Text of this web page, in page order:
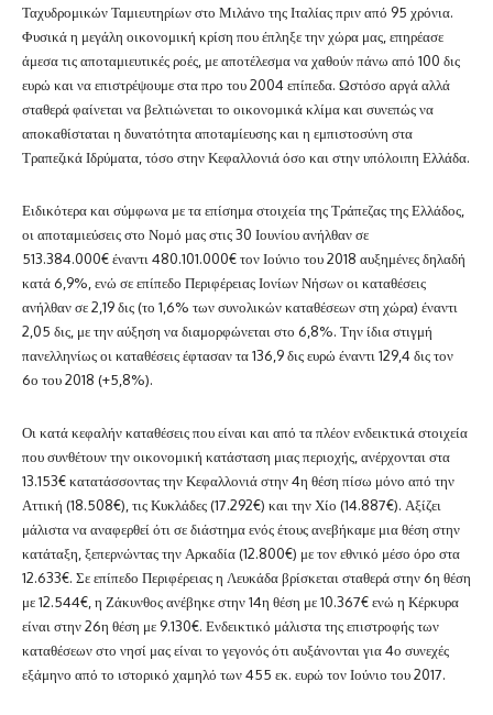
Ταχυδρομικών Ταμιευτηρίων στο Μιλάνο της Ιταλίας πριν από 95 χρόνια.
Φυσικά η μεγάλη οικονομική κρίση που έπληξε την χώρα μας, επηρέασε
άμεσα τις αποταμιευτικές ροές, με αποτέλεσμα να χαθούν πάνω από 100 δις
ευρώ και να επιστρέψουμε στα προ του 2004 επίπεδα. Ωστόσο αργά αλλά
σταθερά φαίνεται να βελτιώνεται το οικονομικά κλίμα και συνεπώς να
αποκαθίσταται η δυνατότητα αποταμίευσης και η εμπιστοσύνη στα
Τραπεζικά Ιδρύματα, τόσο στην Κεφαλλονιά όσο και στην υπόλοιπη Ελλάδα.
Ειδικότερα και σύμφωνα με τα επίσημα στοιχεία της Τράπεζας της Ελλάδος,
οι αποταμιεύσεις στο Νομό μας στις 30 Ιουνίου ανήλθαν σε
513.384.000€ έναντι 480.101.000€ τον Ιούνιο του 2018 αυξημένες δηλαδή
κατά 6,9%, ενώ σε επίπεδο Περιφέρειας Ιονίων Νήσων οι καταθέσεις
ανήλθαν σε 2,19 δις (το 1,6% των συνολικών καταθέσεων στη χώρα) έναντι
2,05 δις, με την αύξηση να διαμορφώνεται στο 6,8%. Την ίδια στιγμή
πανελληνίως οι καταθέσεις έφτασαν τα 136,9 δις ευρώ έναντι 129,4 δις τον
6ο του 2018 (+5,8%).
Οι κατά κεφαλήν καταθέσεις που είναι και από τα πλέον ενδεικτικά στοιχεία
που συνθέτουν την οικονομική κατάσταση μιας περιοχής, ανέρχονται στα
13.153€ κατατάσσοντας την Κεφαλλονιά στην 4η θέση πίσω μόνο από την
Αττική (18.508€), τις Κυκλάδες (17.292€) και την Χίο (14.887€). Αξίζει
μάλιστα να αναφερθεί ότι σε διάστημα ενός έτους ανεβήκαμε μια θέση στην
κατάταξη, ξεπερνώντας την Αρκαδία (12.800€) με τον εθνικό μέσο όρο στα
12.633€. Σε επίπεδο Περιφέρειας η Λευκάδα βρίσκεται σταθερά στην 6η θέση
με 12.544€, η Ζάκυνθος ανέβηκε στην 14η θέση με 10.367€ ενώ η Κέρκυρα
είναι στην 26η θέση με 9.130€. Ενδεικτικό μάλιστα της επιστροφής των
καταθέσεων στο νησί μας είναι το γεγονός ότι αυξάνονται για 4ο συνεχές
εξάμηνο από το ιστορικό χαμηλό των 455 εκ. ευρώ τον Ιούνιο του 2017.